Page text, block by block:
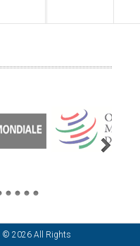
© 2026 All Rights